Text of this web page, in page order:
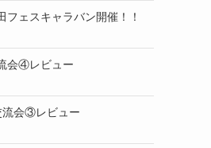
フェスキャラバン開催！！
会④レビュー
流会③レビュー